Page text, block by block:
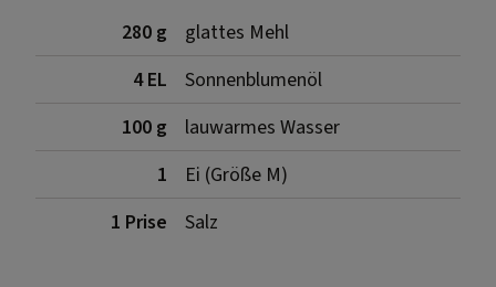
280 g
glattes Mehl
4 EL
Sonnenblumenöl
100 g
lauwarmes Wasser
1
Ei (Größe M)
1 Prise
Salz